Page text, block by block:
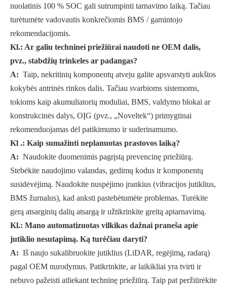
nuolatinis 100 % SOC gali sutrumpinti tarnavimo laiką. Tačiau
turėtumėte vadovautis konkrečiomis BMS / gamintojo
rekomendacijomis.
Kl.: Ar galiu techninei priežiūrai naudoti ne OEM dalis,
pvz., stabdžių trinkeles ar padangas?
A: Taip, nekritinių komponentų atveju galite apsvarstyti aukštos
kokybės antrinės rinkos dalis. Tačiau svarbioms sistemoms,
tokioms kaip akumuliatorių moduliai, BMS, valdymo blokai ar
konstrukcinės dalys, OĮG (pvz., „Noveltek“) primygtinai
rekomenduojamas dėl patikimumo ir suderinamumo.
Kl .: Kaip sumažinti neplanuotas prastovos laiką?
A: Naudokite duomenimis pagrįstą prevencinę priežiūrą.
Stebėkite naudojimo valandas, gedimų kodus ir komponentų
susidėvėjimą. Naudokite nuspėjimo įrankius (vibracijos jutiklius,
BMS žurnalus), kad anksti pastebėtumėte problemas. Turėkite
gerą atsarginių dalių atsargą ir užtikrinkite greitą aptarnavimą.
Kl.: Mano automatizuotas vilkikas dažnai praneša apie
jutiklio nesutapimą. Ką turėčiau daryti?
A: Iš naujo sukalibruokite jutiklius (LiDAR, regėjimą, radarą)
pagal OEM nurodymus. Patikrinkite, ar laikikliai yra tvirti ir
nebuvo pažeisti atliekant techninę priežiūrą. Taip pat peržiūrėkite